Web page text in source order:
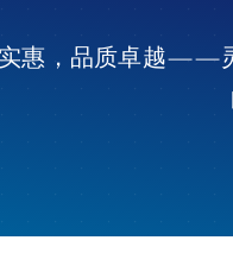
惠，品质卓越——